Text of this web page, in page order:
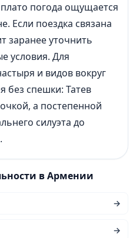
погода ощущается
Если поездка связана
заранее уточнить
условия. Для
и видов вокруг
без спешки: Татев
а постепенной
силуэта до
в Армении
→
→